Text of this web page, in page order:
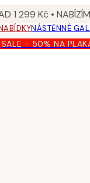
1 299 Kč •
NÁSTĚNNÉ
SALE - 50% NA